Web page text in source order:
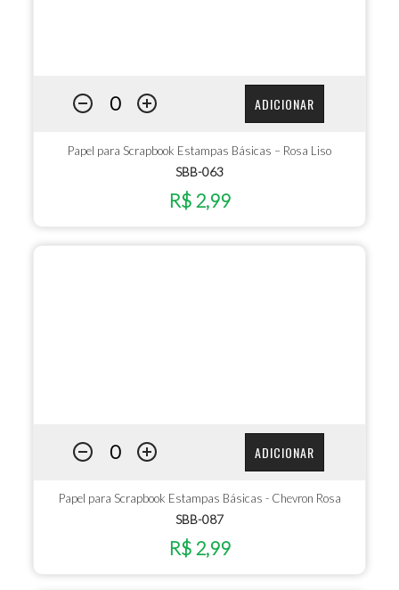
ADICIONAR
Papel para Scrapbook Estampas Básicas – Rosa Liso
SBB-063
R$ 2,99
ADICIONAR
Papel para Scrapbook Estampas Básicas - Chevron Rosa
SBB-087
R$ 2,99